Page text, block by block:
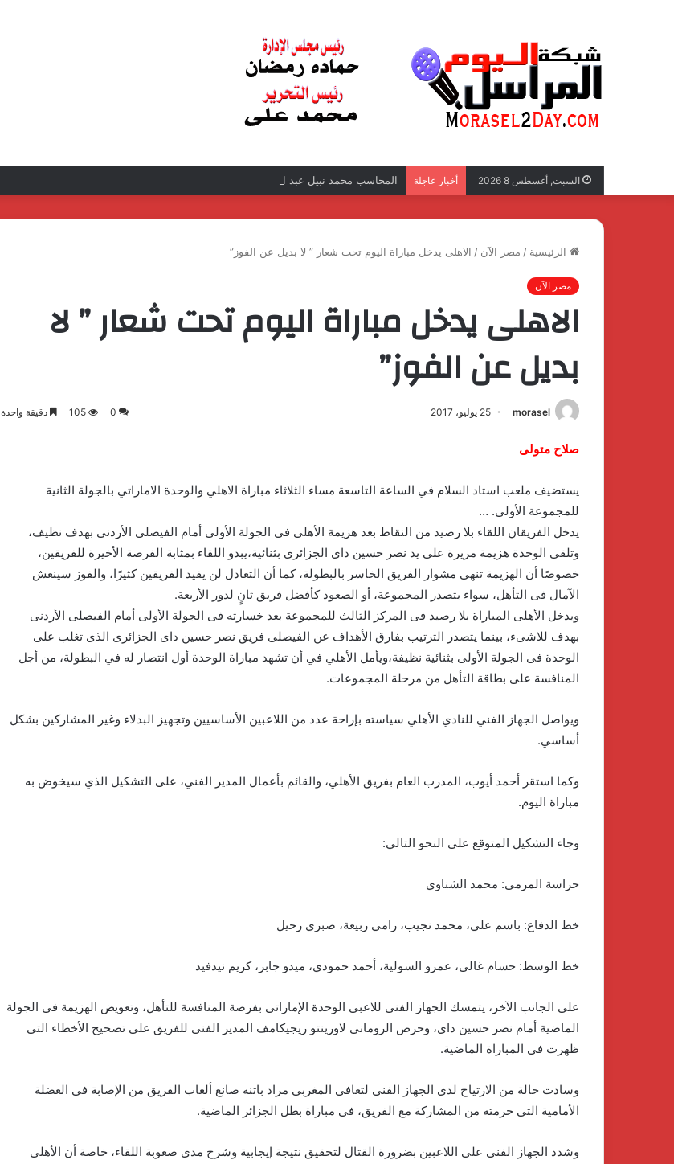
السبت, أغسطس 8 2026 أخبار عاجلة المحاسب محمد نبيل عبد الغفار فولي.. قيادة إدارية ناجحة على رأس فرع إيرادات طامية
الرئيسية / مصر الآن / الاهلى يدخل مباراة اليوم تحت شعار ” لا بديل عن الفوز”
مصر الآن
الاهلى يدخل مباراة اليوم تحت شعار ” لا
بديل عن الفوز”
morasel 25 يوليو، 2017 0
105 دقيقة واحدة
صلاح متولى
يستضيف ملعب استاد السلام في الساعة التاسعة مساء الثلاثاء مباراة الاهلي والوحدة الاماراتي بالجولة الثانية
للمجموعة الأولى. …
يدخل الفريقان اللقاء بلا رصيد من النقاط بعد هزيمة الأهلى فى الجولة الأولى أمام الفيصلى الأردنى بهدف نظيف،
وتلقى الوحدة هزيمة مريرة على يد نصر حسين داى الجزائرى بثنائية،يبدو اللقاء بمثابة الفرصة الأخيرة للفريقين،
خصوصًا أن الهزيمة تنهى مشوار الفريق الخاسر بالبطولة، كما أن التعادل لن يفيد الفريقين كثيرًا، والفوز سينعش
الآمال فى التأهل، سواء بتصدر المجموعة، أو الصعود كأفضل فريق ثانٍ لدور الأربعة.
ويدخل الأهلى المباراة بلا رصيد فى المركز الثالث للمجموعة بعد خسارته فى الجولة الأولى أمام الفيصلى الأردنى
بهدف للاشىء، بينما يتصدر الترتيب بفارق الأهداف عن الفيصلى فريق نصر حسين داى الجزائرى الذى تغلب على
الوحدة فى الجولة الأولى بثنائية نظيفة،ويأمل الأهلي في أن تشهد مباراة الوحدة أول انتصار له في البطولة، من أجل
المنافسة على بطاقة التأهل من مرحلة المجموعات.
ويواصل الجهاز الفني للنادي الأهلي سياسته بإراحة عدد من اللاعبين الأساسيين وتجهيز البدلاء وغير المشاركين بشكل
أساسي.
وكما استقر أحمد أيوب، المدرب العام بفريق الأهلي، والقائم بأعمال المدير الفني، على التشكيل الذي سيخوض به
مباراة اليوم.
وجاء التشكيل المتوقع على النحو التالي:
حراسة المرمى: محمد الشناوي
خط الدفاع: باسم علي، محمد نجيب، رامي ربيعة، صبري رحيل
خط الوسط: حسام غالى، عمرو السولية، أحمد حمودي، ميدو جابر، كريم نيدفيد
على الجانب الآخر، يتمسك الجهاز الفنى للاعبى الوحدة الإماراتى بفرصة المنافسة للتأهل، وتعويض الهزيمة فى الجولة
الماضية أمام نصر حسين داى، وحرص الرومانى لاورينتو ريجيكامف المدير الفنى للفريق على تصحيح الأخطاء التى
ظهرت فى المباراة الماضية.
وسادت حالة من الارتياح لدى الجهاز الفنى لتعافى المغربى مراد باتنه صانع ألعاب الفريق من الإصابة فى العضلة
الأمامية التى حرمته من المشاركة مع الفريق، فى مباراة بطل الجزائر الماضية.
وشدد الجهاز الفنى على اللاعبين بضرورة القتال لتحقيق نتيجة إيجابية وشرح مدى صعوبة اللقاء، خاصة أن الأهلى